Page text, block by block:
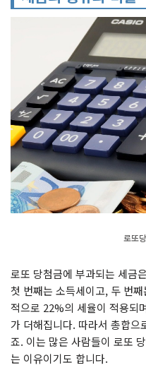
로또
로또 당첨금에 부과되는 세금
첫 번째는 소득세이고, 두 번
적으로 22%의 세율이 적용되
가 더해집니다. 따라서 총합
죠. 이는 많은 사람들이 로또
는 이유이기도 합니다.